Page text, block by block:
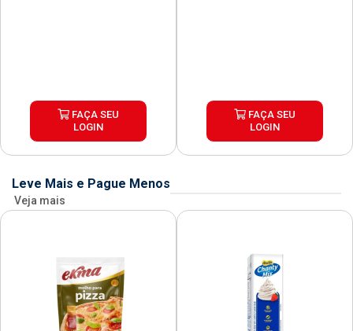
FAÇA SEU
LOGIN
FAÇA SEU
LOGIN
Leve Mais e Pague Menos
Veja mais